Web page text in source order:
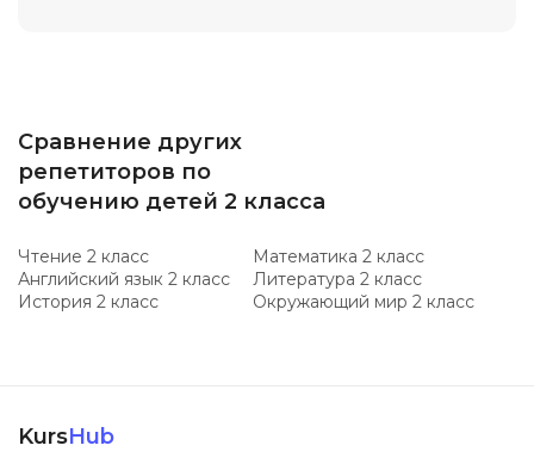
Сравнение других
репетиторов по
обучению детей 2 класса
Чтение 2 класс
Математика 2 класс
Английский язык 2 класс
Литература 2 класс
История 2 класс
Окружающий мир 2 класс
KursHub